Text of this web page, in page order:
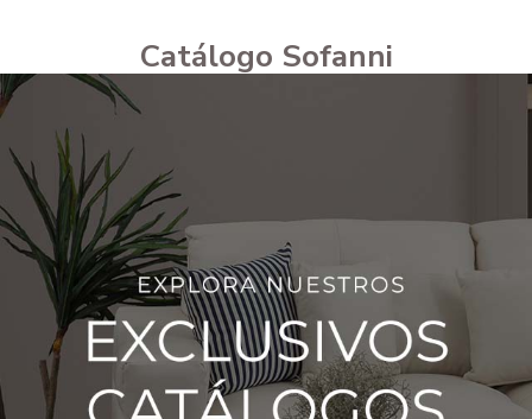
Catálogo Sofanni